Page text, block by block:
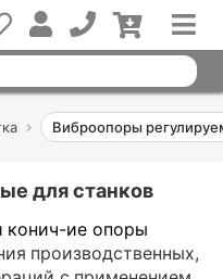
Виброопоры
для станков
конич-ие опоры
производственных,